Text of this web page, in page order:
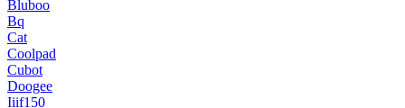
Bluboo
Bq
Cat
Coolpad
Cubot
Doogee
Iiif150